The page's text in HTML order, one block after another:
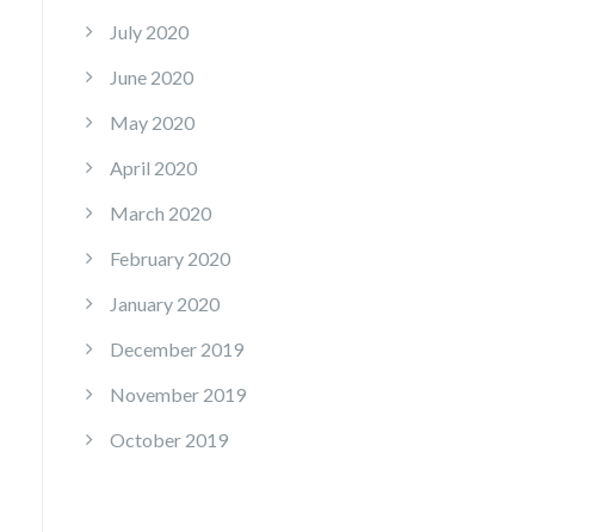
July 2020
June 2020
May 2020
April 2020
March 2020
February 2020
January 2020
December 2019
November 2019
October 2019